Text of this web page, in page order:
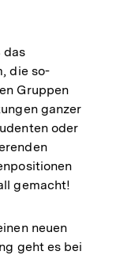
das
die so-
Gruppen
ganzer
oder
gemacht!
neuen
geht es bei